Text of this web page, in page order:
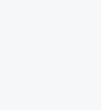
円～
円(税込) 敷